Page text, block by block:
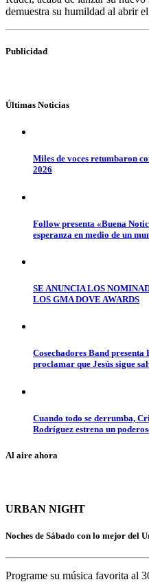
demuestra su humildad al abrir
Publicidad
Últimas Noticias
Miles de voces retumbaron
2026
Follow presenta «Buena
esperanza en medio de un
SE ANUNCIA LOS
LOS GMA DOVE AWARDS
Cosechadores Band
proclamar que Jesús sigue
Cuando todo se derrumba,
Rodríguez estrena un
Al aire ahora
URBAN NIGHT
Noches de Sábado con lo mejor del
Programe su música favorita al